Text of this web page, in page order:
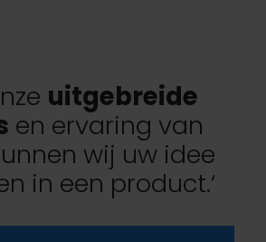
uitgebreide
en ervaring van
wij uw idee
in een product.‘